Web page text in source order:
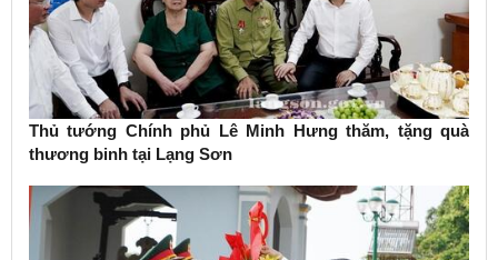
Thủ tướng Chính phủ Lê Minh Hưng thăm, tặng quà
thương binh tại Lạng Sơn